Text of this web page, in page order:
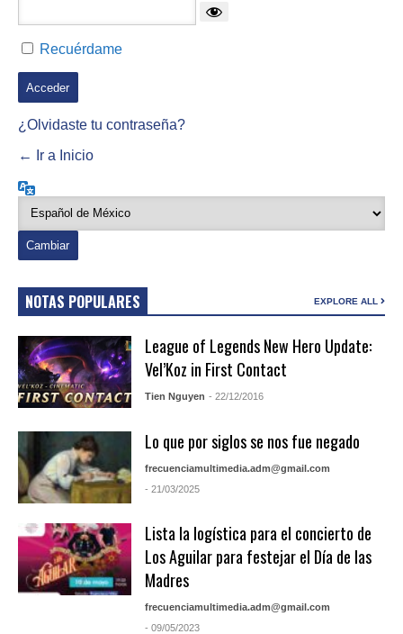
Recuérdame
¿Olvidaste tu contraseña?
← Ir a Inicio
NOTAS POPULARES EXPLORE ALL
League of Legends New Hero Update:
Vel’Koz in First Contact
Tien Nguyen - 22/12/2016
Lo que por siglos se nos fue negado
frecuenciamultimedia.adm@gmail.com
- 21/03/2025
Lista la logística para el concierto de
Los Aguilar para festejar el Día de las
Madres
frecuenciamultimedia.adm@gmail.com
- 09/05/2023